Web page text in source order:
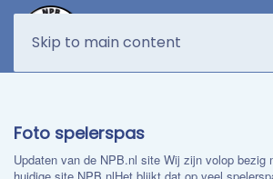
Skip to main content
Foto spelerspas
Updaten van de NPB.nl site Wij zijn volop bezig